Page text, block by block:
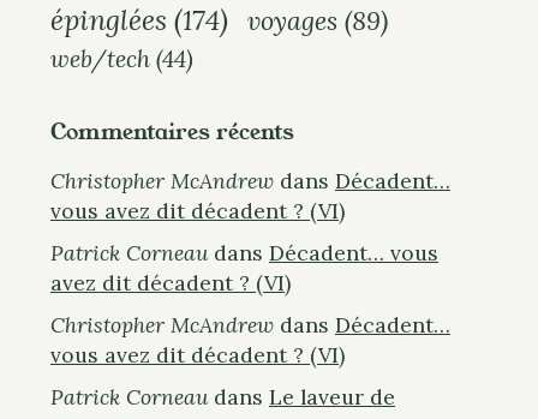
épinglées (174) voyages (89)
web/tech (44)
Commentaires récents
Christopher McAndrew dans Décadent…
vous avez dit décadent ? (VI)
Patrick Corneaudans Décadent… vous
avez dit décadent ? (VI)
Christopher McAndrew dans Décadent…
vous avez dit décadent ? (VI)
Patrick Corneaudans Le laveur de